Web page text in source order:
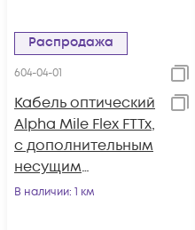
Распродажа
604-04-01
Кабель оптический
Alpha Mile Flex FTTx,
с дополнительным
несущим
элементом
В наличии: 1 км